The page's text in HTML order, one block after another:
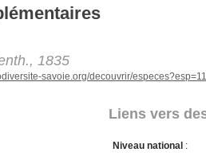
1835
savoie.org/decouvrir/
Liens vers
Niveau national :